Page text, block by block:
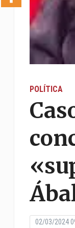
POLÍTICA
02/03/2024